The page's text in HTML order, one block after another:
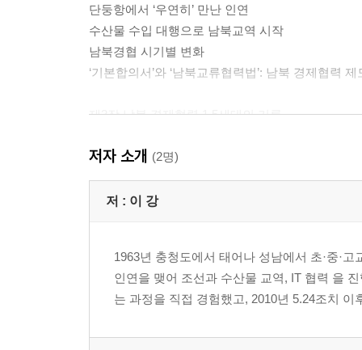
단둥항에서 ‘우연히’ 만난 인연
수산물 수입 대행으로 남북교역 시작
남북경협 시기별 변화
‘기본합의서’와 ‘남북교류협력법’: 남북 경제협력 제
제3장 남북 경제협력 1.5세대의 기록
최초의 남북 IT 합영회사, 하나비즈
3년 만에 다시 찾은 단둥
남북교역 최절정기에 나온 5.24조치
한국 : 조선 : 중국 1 : 1 : 1 구조로 남북교역 진행
조선 임가공, 복잡한 생산에 최적화
평양 연락은 전화 교환수 → 팩스 → 이메일로 변화
저자 소개 (2명)
저 : 이 강
1963년 충청도에서 태어나 성남에서 초·중·
인연을 맺어 조선과 수산물 교역, IT 협력 을
는 과정을 직접 경험했고, 2010년 5.24조치